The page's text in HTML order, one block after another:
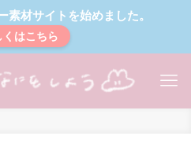
素材サイトを始めました。
くはこちら